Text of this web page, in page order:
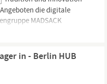
die digitale
MADSACK
Vertriebsmarketing
das konkret
in - Berlin HUB